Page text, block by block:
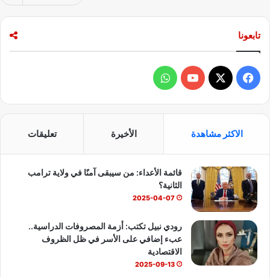
تابعونا
ي
و
ك
X
Y
T
u
e
ا
ا
ب
الاكثر مشاهدة الأخيرة تعليقات
قائمة الأعداء: من سيبقى آمنًا في ولاية ترامب
الثانية؟
2025-04-07
رودي نبيل تكتب: أزمة المصروفات الدراسية..
عبء إضافي على الأسر في ظل الظروف
الاقتصادية
2025-09-13